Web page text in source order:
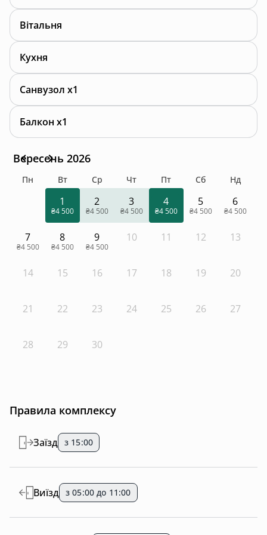
Вітальня
Кухня
Санвузол x1
Балкон x1
Вересень 2026
Пн Вт Ср Чт Пт Сб Нд
1
₴4 500
2
₴4 500
3
₴4 500
4
₴4 500
5
₴4 500
6
₴4 500
7
₴4 500
8
₴4 500
9
₴4 500
10 11 12 13
14 15 16 17 18 19 20
21 22 23 24 25 26 27
28 29 30
Правила комплексу
Заїзд з 15:00
Виїзд з 05:00 до 11:00